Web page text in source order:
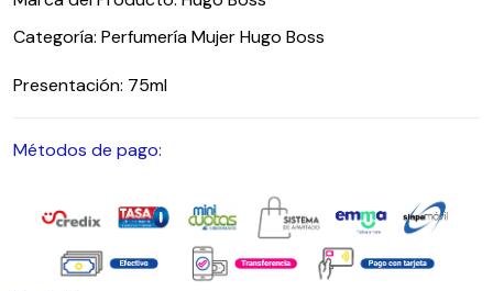
Categoría: Perfumería Mujer Hugo Boss
Presentación: 75ml
Métodos de pago: